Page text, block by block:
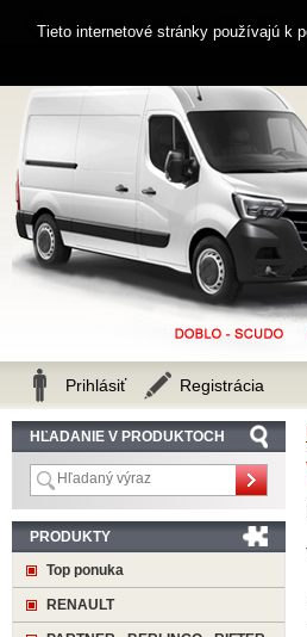
HĽADANIE V PRODUKTOCH
PRODUKTY
Top ponuka
RENAULT
Zákaznícka linka 0914 238 482
Prihlásiť Registrácia
Tieto internetové stránky používajú k